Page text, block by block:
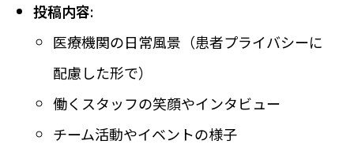
投稿内容:
医療機関の日常風景（患者プライバシーに
配慮した形で）
働くスタッフの笑顔やインタビュー
チーム活動やイベントの様子